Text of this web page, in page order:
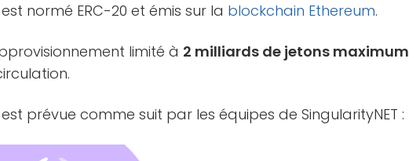
est normé ERC-20 et émis sur la blockchain Ethereum.
limité à 2 milliards de jetons maximum
prévue comme suit par les équipes de SingularityNET :